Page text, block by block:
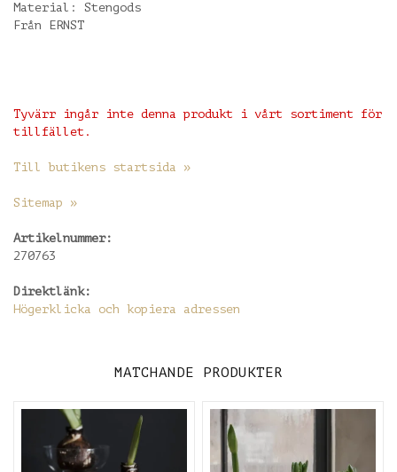
Material: Stengods
Från ERNST
Tyvärr ingår inte denna produkt i vårt sortiment för
tillfället.
Till butikens startsida »
Sitemap »
Artikelnummer:
270763
Direktlänk:
Högerklicka och kopiera adressen
MATCHANDE PRODUKTER